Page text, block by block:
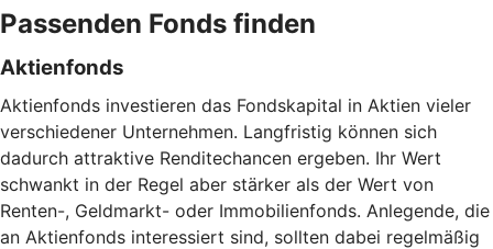
Passenden Fonds finden
Aktienfonds
Aktienfonds investieren das Fondskapital in Aktien vieler
verschiedener Unternehmen. Langfristig können sich
dadurch attraktive Renditechancen ergeben. Ihr Wert
schwankt in der Regel aber stärker als der Wert von
Renten-, Geldmarkt- oder Immobilienfonds. Anlegende, die
an Aktienfonds interessiert sind, sollten dabei regelmäßig